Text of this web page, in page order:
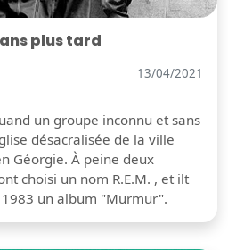
plus tard
13/04/2021
un groupe inconnu et sans
désacralisée de la ville
Géorgie. À peine deux
choisi un nom R.E.M. , et ilt
un album "Murmur".